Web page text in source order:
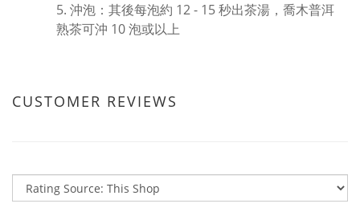
沖泡：其後每泡約 12 - 15 秒出茶湯，喬木普洱
熟茶可沖 10 泡或以上
CUSTOMER REVIEWS